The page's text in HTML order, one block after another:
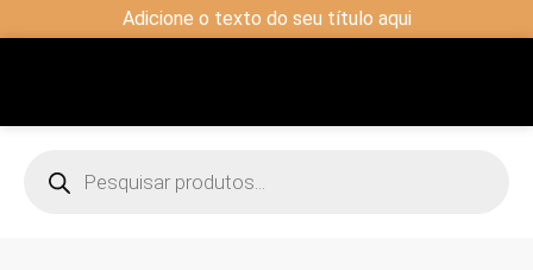
Adicione o texto do seu título aqui